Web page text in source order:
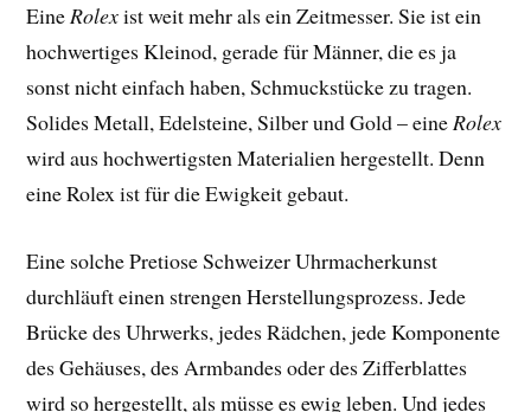
EineRolexist weit mehr als ein Zeitmesser. Sie ist ein
hochwertiges Kleinod, gerade für Männer, die es ja
sonst nicht einfach haben, Schmuckstücke zu tragen.
Solides Metall, Edelsteine, Silber und Gold – eineRolex
wird aus hochwertigsten Materialien hergestellt. Denn
eine Rolex ist für die Ewigkeit gebaut.
Eine solche Pretiose Schweizer Uhrmacherkunst
durchläuft einen strengen Herstellungsprozess. Jede
Brücke des Uhrwerks, jedes Rädchen, jede Komponente
des Gehäuses, des Armbandes oder des Zifferblattes
wird so hergestellt, als müsse es ewig leben. Und jedes